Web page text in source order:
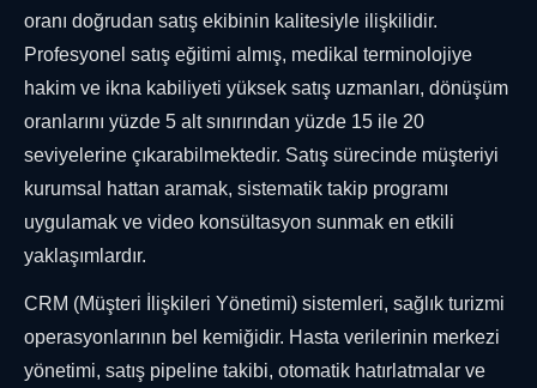
oranı doğrudan satış ekibinin kalitesiyle ilişkilidir.
Profesyonel satış eğitimi almış, medikal terminolojiye
hakim ve ikna kabiliyeti yüksek satış uzmanları, dönüşüm
oranlarını yüzde 5 alt sınırından yüzde 15 ile 20
seviyelerine çıkarabilmektedir. Satış sürecinde müşteriyi
kurumsal hattan aramak, sistematik takip programı
uygulamak ve video konsültasyon sunmak en etkili
yaklaşımlardır.
CRM (Müşteri İlişkileri Yönetimi) sistemleri, sağlık turizmi
operasyonlarının bel kemiğidir. Hasta verilerinin merkezi
yönetimi, satış pipeline takibi, otomatik hatırlatmalar ve